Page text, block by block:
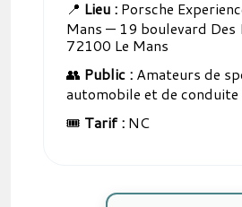
📍 Lieu : Porsche
Mans — 19 boulevard Des
72100 Le Mans
👥 Public : Amateurs de
automobile et de
🎟️ Tarif : NC